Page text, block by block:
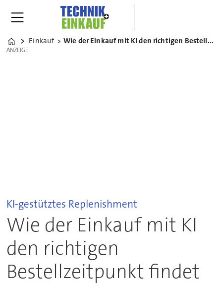
Home
Einkauf Wie der Einkauf mit KI den richtigen Bestellzeitpunkt findet
ANZEIGE
ANZEIGE
KI-gestütztes Replenishment
Wie der Einkauf mit KI
den richtigen
Bestellzeitpunkt findet